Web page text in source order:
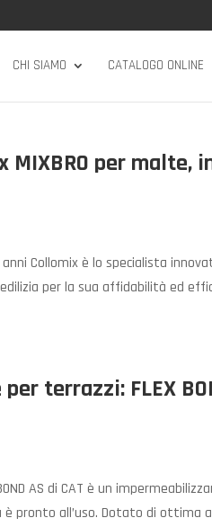
CHI SIAMO CATALOGO ONLINE
MIXBRO per malte,
Collomix è lo specialista
per la sua affidabilità ed
terrazzi: FLEX
AS di CAT è un
pronto all’uso. Dotato di ottima